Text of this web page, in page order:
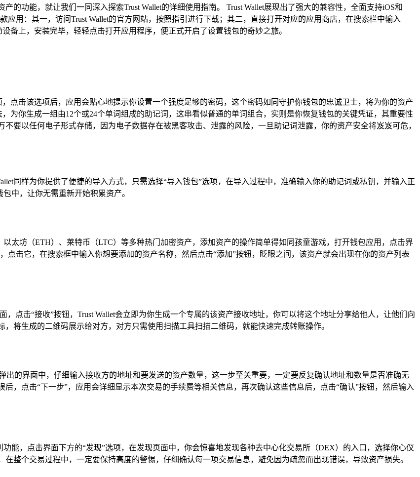
的功能，就让我们一同深入探索Trust Wallet的详细使用指南。 Trust Wallet展现出了强大的兼容性，全面支持iOS和
用：其一，访问Trust Wallet的官方网站，按照指引进行下载；其二，直接打开对应的应用商店，在搜索栏中输入
备上，安装完毕，轻轻点击打开应用程序，便正式开启了设置钱包的奇妙之旅。
点击该选项后，应用会贴心地提示你设置一个强度足够的密码，这个密码如同守护你钱包的忠诚卫士，将为你的资产
为你生成一组由12个或24个单词组成的助记词，这串看似普通的单词组合，实则是你恢复钱包的关键凭证，其重要性
要以任何电子形式存储，因为电子数据存在被黑客攻击、泄露的风险，一旦助记词泄露，你的资产安全将岌岌可危，
同样为你提供了便捷的导入方式，只需选择“导入钱包”选项，在导入过程中，准确输入你的助记词或私钥，并输入正
中，让你无需重新开始积累资产。
太坊（ETH）、莱特币（LTC）等多种热门加密资产，添加资产的操作简单得如同孩童游戏，打开钱包应用，点击界
点击它，在搜索框中输入你想要添加的资产名称，然后点击“添加”按钮，眨眼之间，该资产就会出现在你的资产列表
点击“接收”按钮，Trust Wallet会立即为你生成一个专属的该资产接收地址，你可以将这个地址分享给他人，让他们向
将生成的二维码展示给对方，对方只需使用扫描工具扫描二维码，就能快速完成转账操作。
出的界面中，仔细输入接收方的地址和要发送的资产数量，这一步至关重要，一定要反复确认地址和数量是否准确无
，点击“下一步”，应用会详细显示本次交易的手续费等相关信息，再次确认这些信息后，点击“确认”按钮，然后输入
能，点击界面下方的“发现”选项，在发现页面中，你会惊喜地发现各种去中心化交易所（DEX）的入口，选择你心仪
整个交易过程中，一定要保持高度的警惕，仔细确认每一项交易信息，避免因为疏忽而出现错误，导致资产损失。